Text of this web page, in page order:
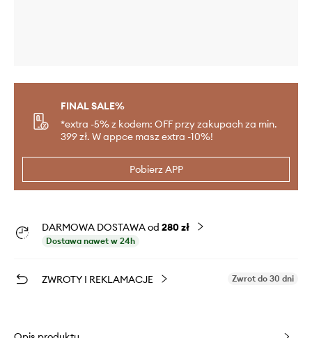
FINAL SALE%
*extra -5% z kodem: OFF przy zakupach za min.
399 zł. W appce masz extra -10%!
Pobierz APP
DARMOWA DOSTAWA od 280 zł
Dostawa nawet w 24h
ZWROTY I REKLAMACJE Zwrot do 30 dni